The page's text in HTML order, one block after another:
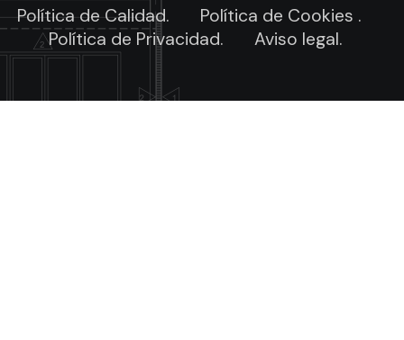
Política de Calidad.
Política de Cookies .
Política de Privacidad.
Aviso legal.